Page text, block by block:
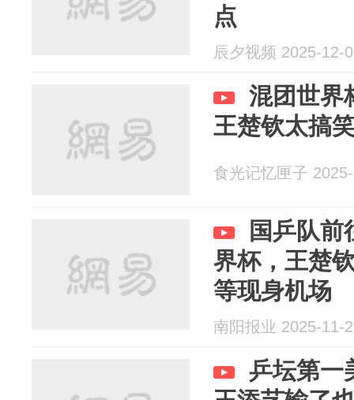
点
辰夕视频 2025-12-
混团世界
王楚钦太搞
食光记忆匣子
国乒队前
界杯，王楚
等现身机场
南阳报业 2025-11-
乒坛第一